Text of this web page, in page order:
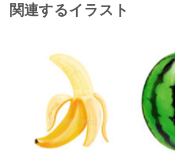
関連するイラスト